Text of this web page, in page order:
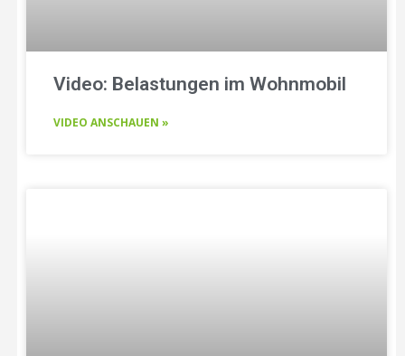
Video: Belastungen im Wohnmobil
VIDEO ANSCHAUEN »